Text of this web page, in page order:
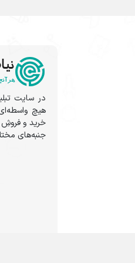
در سایت
هیچ
خرید و فروشِ
جنبه‌های